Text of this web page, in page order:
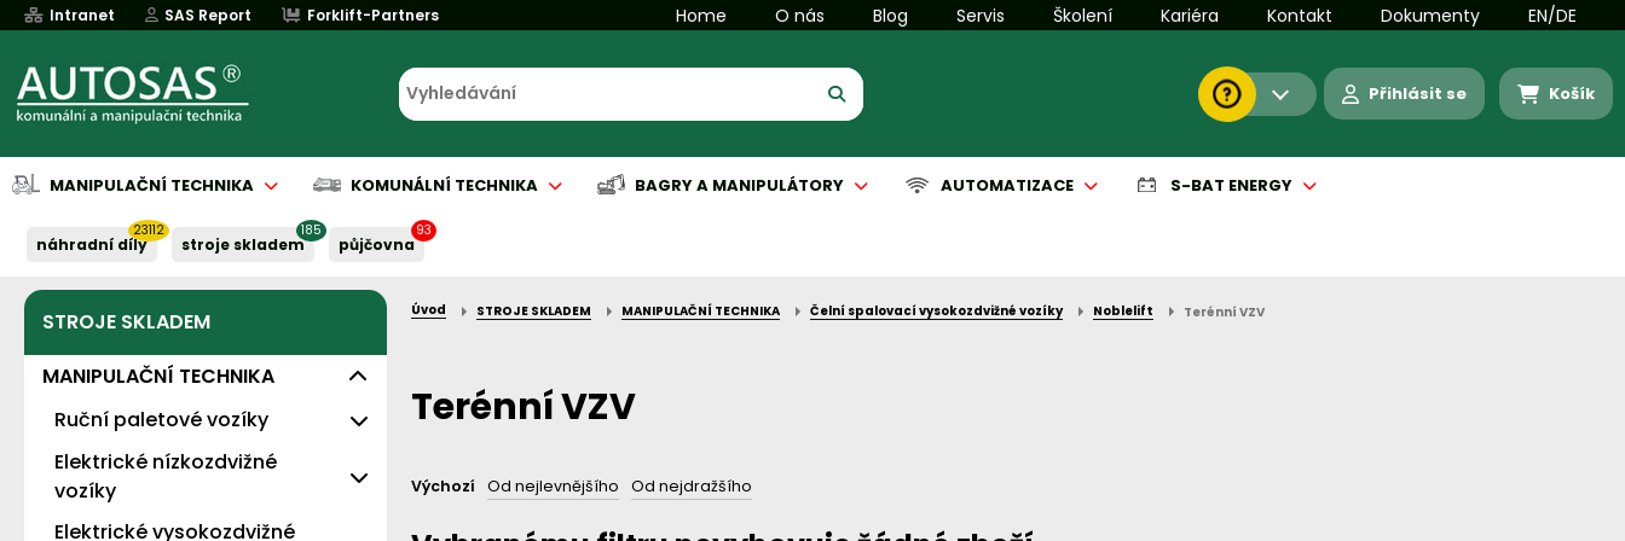
Intranet SAS Report Forklift-Partners Home O nás Blog Servis Školení Kariéra Kontakt Dokumenty EN/DE
Přihlásit se Košík
MANIPULAČNÍ TECHNIKA
Půjčovna
KOMUNÁLNÍ TECHNIKA
Půjčovna
BAGRY A MANIPULÁTORY
Servis baterií
AUTOMATIZACE
Implementace
S-BAT ENERGY
Servis baterií
náhradní díly
23112
stroje skladem
185
půjčovna
93
STROJE SKLADEM
MANIPULAČNÍ TECHNIKA
Ruční paletové vozíky
Levné - s nosností 2t
Standardní
Elektrické nízkozdvižné
vozíky
Eko
Elektrické vysokozdvižné
Úvod STROJE SKLADEM MANIPULAČNÍ TECHNIKA Čelní spalovací vysokozdvižné vozíky Noblelift Terénní VZV
Terénní VZV
Výchozí Od nejlevnějšího Od nejdražšího